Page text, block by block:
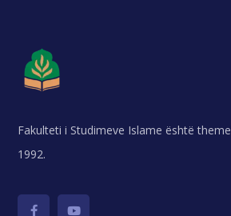
Fakulteti i Studimeve Islame është
1992.